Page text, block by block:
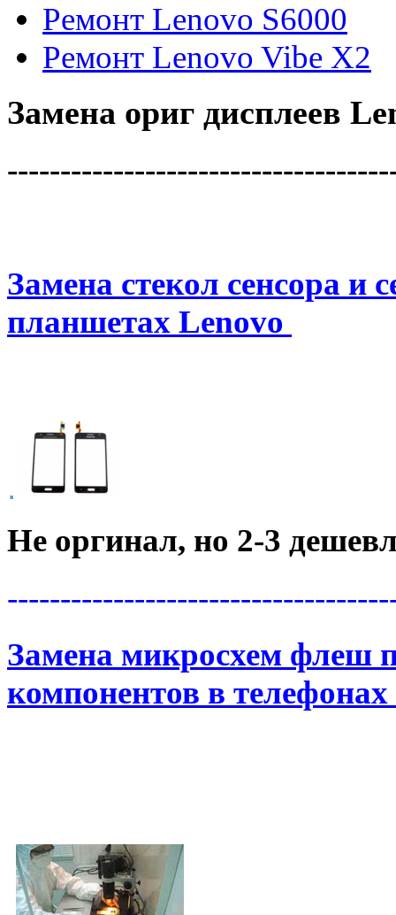
Ремонт Lenovo S6000
Ремонт Lenovo Vibe X2
Замена ориг дисплеев
Замена стекол сенсора и
планшетах Lenovo
.
Не оргинал, но 2-3
Замена микросхем флеш
компонентов в телефонах